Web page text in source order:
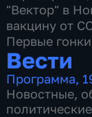
"Вектор" в
вакцину от
Первые
Вести
Программа,
Новостные,
политические